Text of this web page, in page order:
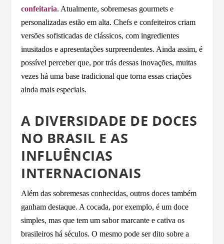
confeitaria. Atualmente, sobremesas gourmets e
personalizadas estão em alta. Chefs e confeiteiros criam
versões sofisticadas de clássicos, com ingredientes
inusitados e apresentações surpreendentes. Ainda assim, é
possível perceber que, por trás dessas inovações, muitas
vezes há uma base tradicional que torna essas criações
ainda mais especiais.
A DIVERSIDADE DE DOCES
NO BRASIL E AS
INFLUÊNCIAS
INTERNACIONAIS
Além das sobremesas conhecidas, outros doces também
ganham destaque. A cocada, por exemplo, é um doce
simples, mas que tem um sabor marcante e cativa os
brasileiros há séculos. O mesmo pode ser dito sobre a